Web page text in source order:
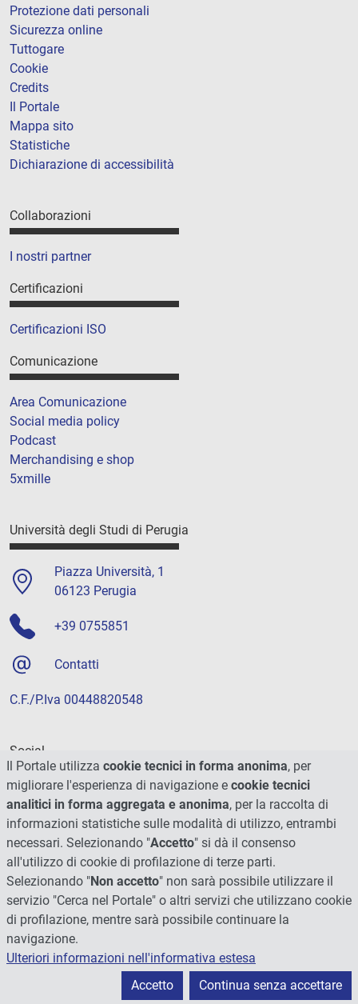
Protezione dati personali
Sicurezza online
Tuttogare
Cookie
Credits
Il Portale
Mappa sito
Statistiche
Dichiarazione di accessibilità
Collaborazioni
I nostri partner
Certificazioni
Certificazioni ISO
Comunicazione
Area Comunicazione
Social media policy
Podcast
Merchandising e shop
5xmille
Università degli Studi di Perugia
Piazza Università, 1
06123 Perugia
+39 0755851
Contatti
C.F./P.Iva 00448820548
Social
© 2026 - Università degli Studi di Perugia
Il Portale utilizza cookie tecnici in forma anonima, per
migliorare l'esperienza di navigazione e cookie tecnici
analitici in forma aggregata e anonima, per la raccolta di
informazioni statistiche sulle modalità di utilizzo, entrambi
necessari. Selezionando "Accetto" si dà il consenso
all'utilizzo di cookie di profilazione di terze parti.
Selezionando "Non accetto" non sarà possibile utilizzare il
servizio "Cerca nel Portale" o altri servizi che utilizzano cookie
di profilazione, mentre sarà possibile continuare la
navigazione.
Ulteriori informazioni nell'informativa estesa
Accetto
Continua senza accettare